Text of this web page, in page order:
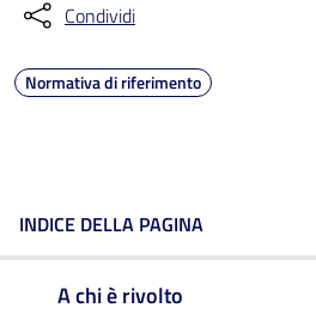
Condividi
Normativa di riferimento
INDICE DELLA PAGINA
A chi è rivolto